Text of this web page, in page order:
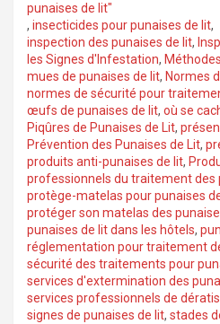
punaises de lit"
, insecticides pour punaises de lit,
inspection des punaises de lit,
les Signes d'Infestation,
mues de punaises de lit, Normes
normes de sécurité pour
œufs de punaises de lit, où se
Piqûres de Punaises de Lit,
Prévention des Punaises de Lit,
produits anti-punaises de lit,
professionnels du traitement des
protège-matelas pour punaises
protéger son matelas des
punaises de lit dans les hôtels,
réglementation pour traitement
sécurité des traitements pour
services d'extermination des
services professionnels de
signes de punaises de lit, stades